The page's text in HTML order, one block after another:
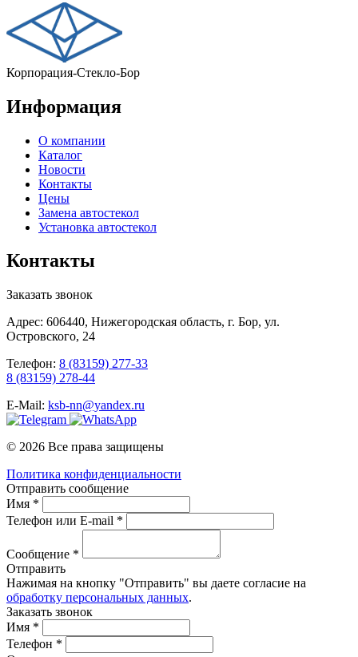
Корпорация-Стекло-Бор
Информация
О компании
Каталог
Новости
Контакты
Цены
Замена автостекол
Установка автостекол
Контакты
Заказать звонок
Адрес: 606440, Нижегородская область, г. Бор, ул.
Островского, 24
Телефон: 8 (83159) 277-33
8 (83159) 278-44
E-Mail: ksb-nn@yandex.ru
© 2026 Все права защищены
Политика конфиденциальности
Отправить сообщение
Имя *
Телефон или E-mail *
Сообщение *
Отправить
Нажимая на кнопку "Отправить" вы даете согласие на
обработку персональных данных.
Заказать звонок
Имя *
Телефон *